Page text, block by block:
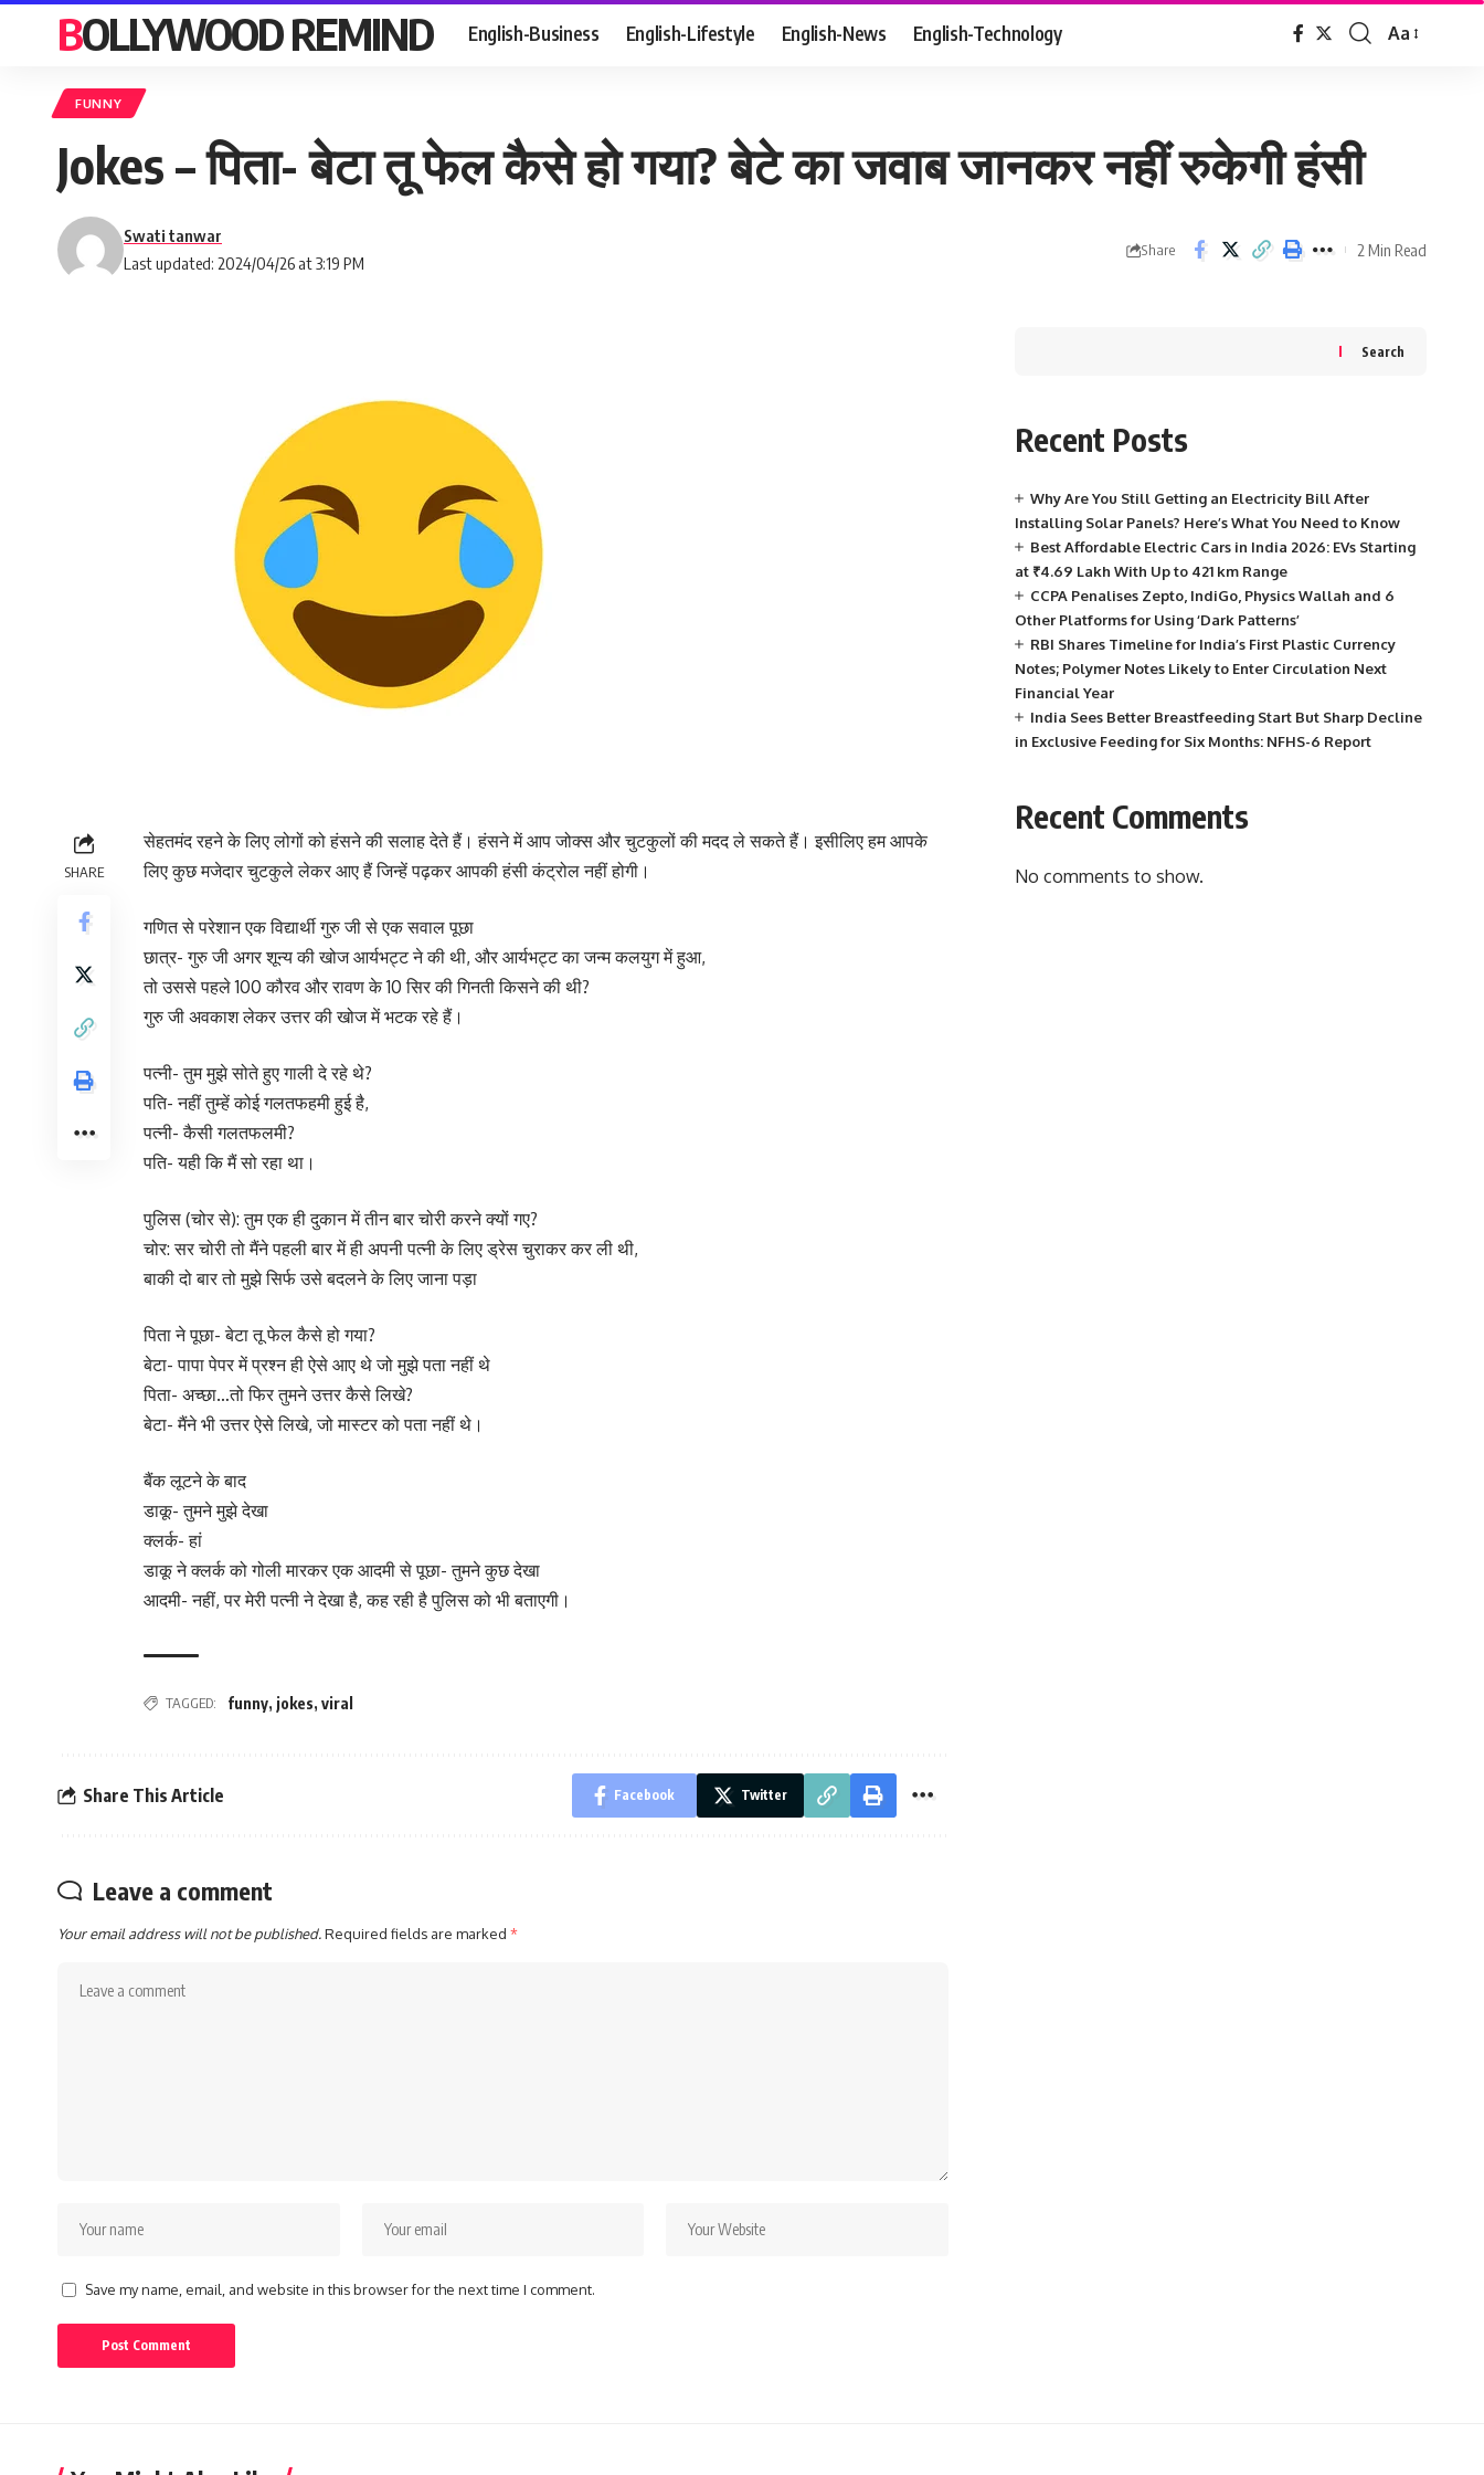
BOLLYWOOD REMIND English-Business English-Lifestyle English-News English-Technology
Font
Aa
FUNNY
Jokes – पिता- बेटा तू फेल कैसे हो गया? बेटे का जवाब जानकर नहीं रुकेगी हंसी
Last updated: 2024/04/26 at 3:19 PM
Swati tanwar
Share 2 Min Read
SHARE
सेहतमंद रहने के लिए लोगों को हंसने की सलाह देते हैं। हंसने में आप जोक्स और चुटकुलों की मदद ले सकते हैं। इसीलिए हम आपके
लिए कुछ मजेदार चुटकुले लेकर आए हैं जिन्हें पढ़कर आपकी हंसी कंट्रोल नहीं होगी।
गणित से परेशान एक विद्यार्थी गुरु जी से एक सवाल पूछा
छात्र- गुरु जी अगर शून्य की खोज आर्यभट्ट ने की थी, और आर्यभट्ट का जन्म कलयुग में हुआ,
तो उससे पहले 100 कौरव और रावण के 10 सिर की गिनती किसने की थी?
गुरु जी अवकाश लेकर उत्तर की खोज में भटक रहे हैं।
पत्नी- तुम मुझे सोते हुए गाली दे रहे थे?
पति- नहीं तुम्हें कोई गलतफहमी हुई है,
पत्नी- कैसी गलतफलमी?
पति- यही कि मैं सो रहा था।
पुलिस (चोर से): तुम एक ही दुकान में तीन बार चोरी करने क्यों गए?
चोर: सर चोरी तो मैंने पहली बार में ही अपनी पत्नी के लिए ड्रेस चुराकर कर ली थी,
बाकी दो बार तो मुझे सिर्फ उसे बदलने के लिए जाना पड़ा
पिता ने पूछा- बेटा तू फेल कैसे हो गया?
बेटा- पापा पेपर में प्रश्न ही ऐसे आए थे जो मुझे पता नहीं थे
पिता- अच्छा…तो फिर तुमने उत्तर कैसे लिखे?
बेटा- मैंने भी उत्तर ऐसे लिखे, जो मास्टर को पता नहीं थे।
बैंक लूटने के बाद
डाकू- तुमने मुझे देखा
क्लर्क- हां
डाकू ने क्लर्क को गोली मारकर एक आदमी से पूछा- तुमने कुछ देखा
आदमी- नहीं, पर मेरी पत्नी ने देखा है, कह रही है पुलिस को भी बताएगी।
TAGGED: funny, jokes, viral
Share This Article Facebook Twitter
Leave a comment
Your email address will not be published.Required fields are marked *
Save my name, email, and website in this browser for the next time I comment.
Search
Recent Posts
Why Are You Still Getting an Electricity Bill After
Installing Solar Panels? Here’s What You Need to Know
Best Affordable Electric Cars in India 2026: EVs Starting
at ₹4.69 Lakh With Up to 421 km Range
CCPA Penalises Zepto, IndiGo, Physics Wallah and 6
Other Platforms for Using ‘Dark Patterns’
RBI Shares Timeline for India’s First Plastic Currency
Notes; Polymer Notes Likely to Enter Circulation Next
Financial Year
India Sees Better Breastfeeding Start But Sharp Decline
in Exclusive Feeding for Six Months: NFHS-6 Report
Recent Comments
No comments to show.